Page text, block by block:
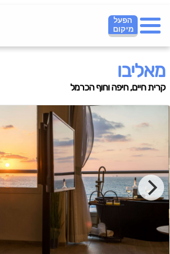
הפעל
מיקום
מאליבו
קרית חיים, חיפה וחוף הכרמל